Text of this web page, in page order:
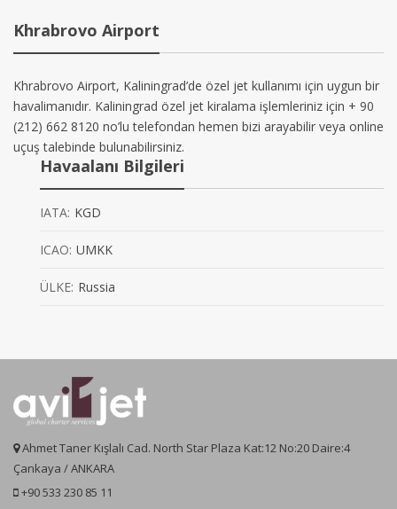
Khrabrovo Airport
Khrabrovo Airport, Kaliningrad’de özel jet kullanımı için uygun bir
havalimanıdır. Kaliningrad özel jet kiralama işlemleriniz için + 90
(212) 662 8120 no’lu telefondan hemen bizi arayabilir veya online
uçuş talebinde bulunabilirsiniz.
Havaalanı Bilgileri
IATA: KGD
ICAO: UMKK
ÜLKE: Russia
Ahmet Taner Kışlalı Cad. North Star Plaza Kat:12 No:20 Daire:4
Çankaya / ANKARA
+90 533 230 85 11